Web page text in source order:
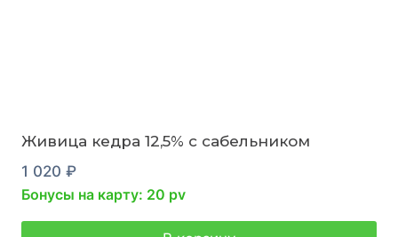
Живица кедра 12,5% с сабельником
1 020 ₽
Бонусы на карту: 20 pv